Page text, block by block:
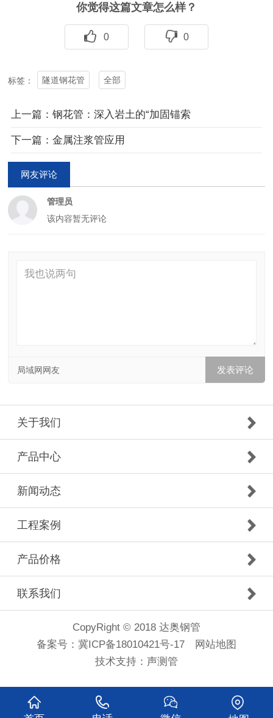
你觉得这篇文章怎么样？
0 0
标签： 隧道钢花管 全部
上一篇：钢花管​：深入岩土的“加固锚索
下一篇：金属注浆管应用
网友评论
管理员
该内容暂无评论
局域网网友
关于我们
产品中心
新闻动态
工程案例
产品价格
联系我们
CopyRight © 2018 达奥钢管
备案号： 冀ICP备18010421号-17
网站地图
技术支持： 声测管